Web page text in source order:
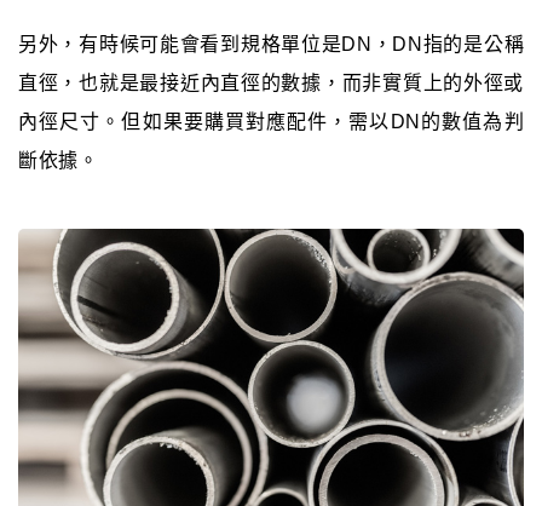
另外，有時候可能會看到規格單位是DN，DN指的是公稱
直徑，也就是最接近內直徑的數據，而非實質上的外徑或
內徑尺寸。但如果要購買對應配件，需以DN的數值為判
斷依據。